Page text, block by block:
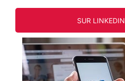
SUR LINKEDIN